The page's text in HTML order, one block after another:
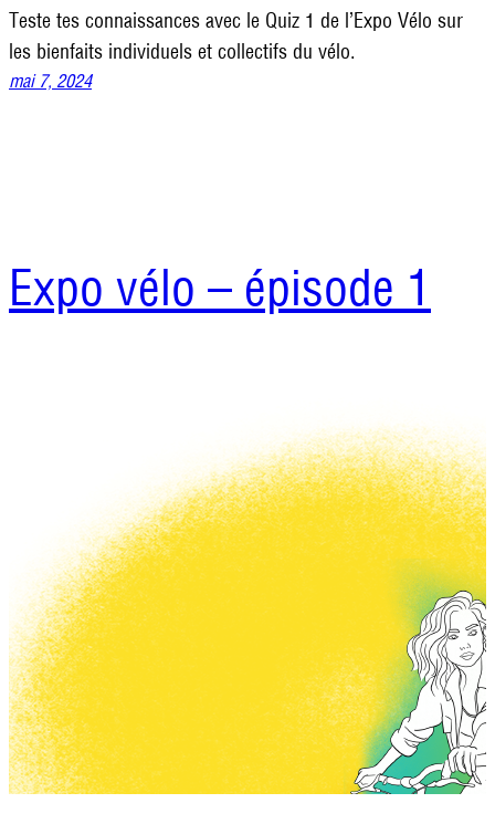
Teste tes connaissances avec le Quiz 1 de l’Expo Vélo sur
les bienfaits individuels et collectifs du vélo.
mai 7, 2024
Expo vélo – épisode 1